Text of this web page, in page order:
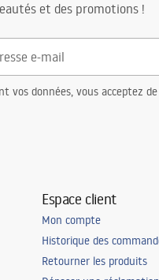
et des promotions !
vos données, vous acceptez
Espace client
Mon compte
Historique des
Retourner les produits